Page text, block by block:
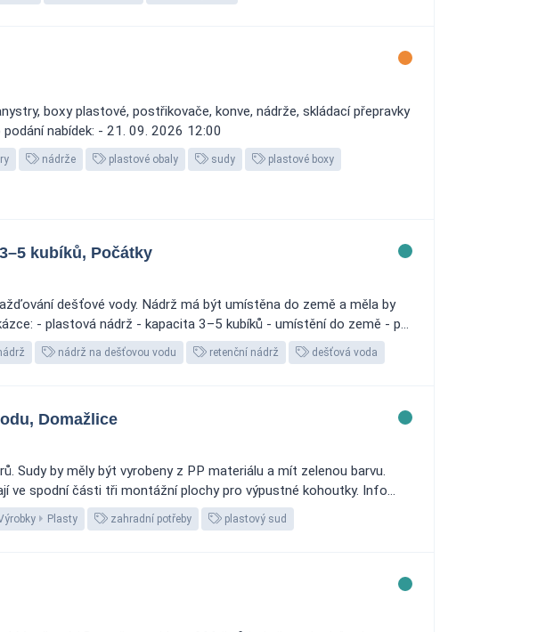
boxy plastové, postřikovače, konve, nádrže, skládací přepravky
nabídek: - 21. 09. 2026 12:00
nádrže plastové obaly sudy plastové boxy
kubíků, Počátky
dešťové vody. Nádrž má být umístěna do země a měla by
- plastová nádrž - kapacita 3–5 kubíků - umístění do země - p...
nádrž na dešťovou vodu retenční nádrž dešťová voda
Domažlice
Sudy by měly být vyrobeny z PP materiálu a mít zelenou barvu.
ve spodní části tři montážní plochy pro výpustné kohoutky. Info...
Plasty zahradní potřeby plastový sud